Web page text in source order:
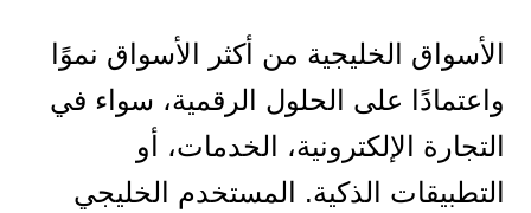
الأسواق الخليجية من أكثر الأسواق نموًا
واعتمادًا على الحلول الرقمية، سواء في
التجارة الإلكترونية، الخدمات، أو
التطبيقات الذكية. المستخدم الخليجي